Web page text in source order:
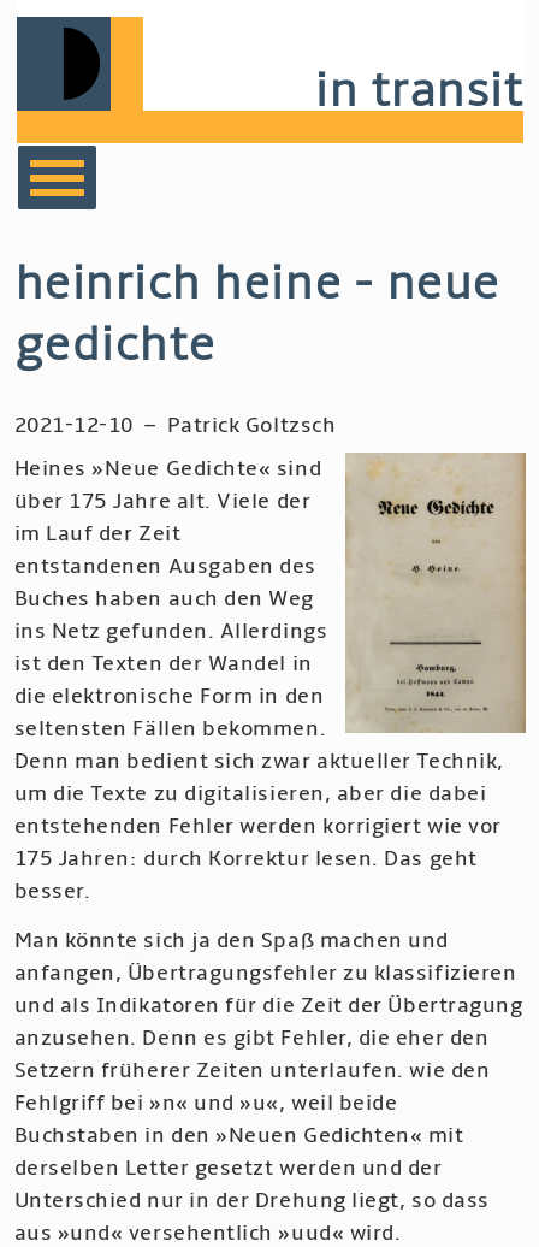
Skip
navigation
in transit
heinrich heine - neue
gedichte
2021-12-10 – Patrick Goltzsch
Heines »Neue Gedichte« sind
über 175 Jahre alt. Viele der
im Lauf der Zeit
entstandenen Ausgaben des
Buches haben auch den Weg
ins Netz gefunden. Allerdings
ist den Texten der Wandel in
die elektronische Form in den
seltensten Fällen bekommen.
Denn man bedient sich zwar aktueller Technik,
um die Texte zu digitalisieren, aber die dabei
entstehenden Fehler werden korrigiert wie vor
175 Jahren: durch Korrektur lesen. Das geht
besser.
Man könnte sich ja den Spaß machen und
anfangen, Übertragungsfehler zu klassifizieren
und als Indikatoren für die Zeit der Übertragung
anzusehen. Denn es gibt Fehler, die eher den
Setzern früherer Zeiten unterlaufen. wie den
Fehlgriff bei »n« und »u«, weil beide
Buchstaben in den »Neuen Gedichten« mit
derselben Letter gesetzt werden und der
Unterschied nur in der Drehung liegt, so dass
aus »und« versehentlich »uud« wird.